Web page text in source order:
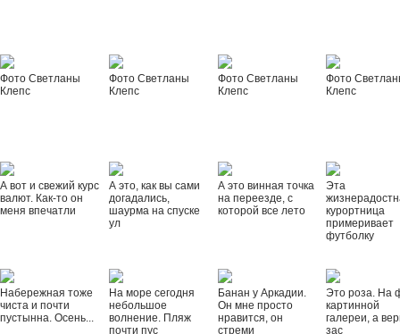
Фото Светланы
Клепс
Фото Светланы
Клепс
Фото Светланы
Клепс
Фото
Клепс
А вот и свежий курс
валют. Как-то он
меня впечатли
А это, как вы сами
догадались,
шаурма на спуске
ул
А это винная точка
на переезде, с
которой все лето
Эта
курортница
примеривает
футболку
Набережная тоже
чиста и почти
пустынна. Осень...
На море сегодня
небольшое
волнение. Пляж
почти пус
Банан у Аркадии.
Он мне просто
нравится, он
стреми
Это роза. На
картинной
галереи, а
зас